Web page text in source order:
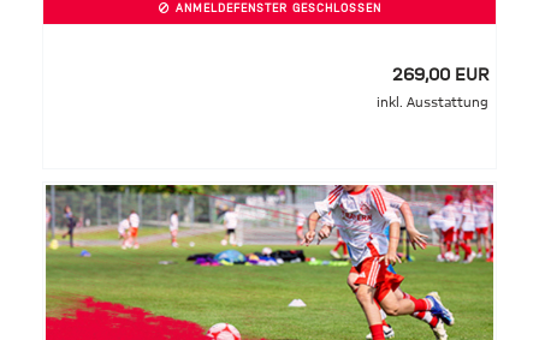
ANMELDEFENSTER GESCHLOSSEN
269,00 EUR
inkl. Ausstattung